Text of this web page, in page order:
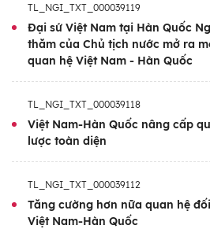
TL_NGI_TXT_000039119
Đại sứ Việt Nam tại Hàn Quốc
thăm của Chủ tịch nước mở ra
quan hệ Việt Nam - Hàn Quốc
TL_NGI_TXT_000039118
Việt Nam-Hàn Quốc nâng cấp
lược toàn diện
TL_NGI_TXT_000039112
Tăng cường hơn nữa quan hệ
Việt Nam-Hàn Quốc